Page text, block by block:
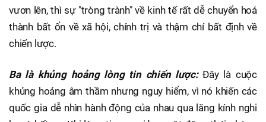
vươn lên, thì sự "tròng trành" về kinh tế rất dễ chuyển hoá
thành bất ổn về xã hội, chính trị và thậm chí bất định về
chiến lược.
Ba là khủng hoảng lòng tin chiến lược:Đây là cuộc
khủng hoảng âm thầm nhưng nguy hiểm, vì nó khiến các
quốc gia dễ nhìn hành động của nhau qua lăng kính nghi